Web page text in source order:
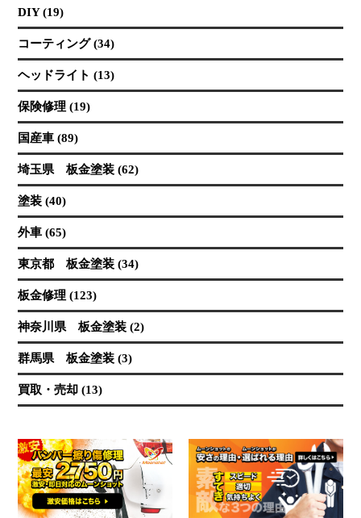
DIY (19)
コーティング (34)
ヘッドライト (13)
保険修理 (19)
国産車 (89)
埼玉県 板金塗装 (62)
塗装 (40)
外車 (65)
東京都 板金塗装 (34)
板金修理 (123)
神奈川県 板金塗装 (2)
群馬県 板金塗装 (3)
買取・売却 (13)